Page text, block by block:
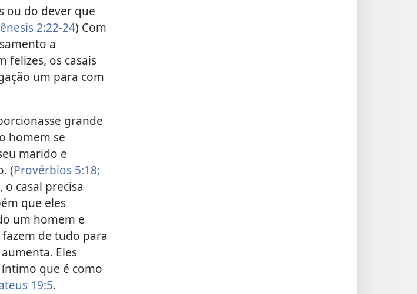
ou do dever que
2:22-24) Com
a
felizes, os casais
um para com
grande
homem se
marido e
(Provérbios 5:18;
casal precisa
que eles
um homem e
de tudo para
Eles
que é como
19:5.